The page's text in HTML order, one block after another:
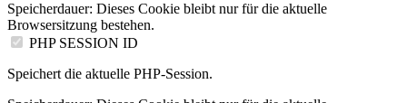
Speicherdauer: Dieses Cookie bleibt nur für die aktuelle
Browsersitzung bestehen.
PHP SESSION ID
Speichert die aktuelle PHP-Session.